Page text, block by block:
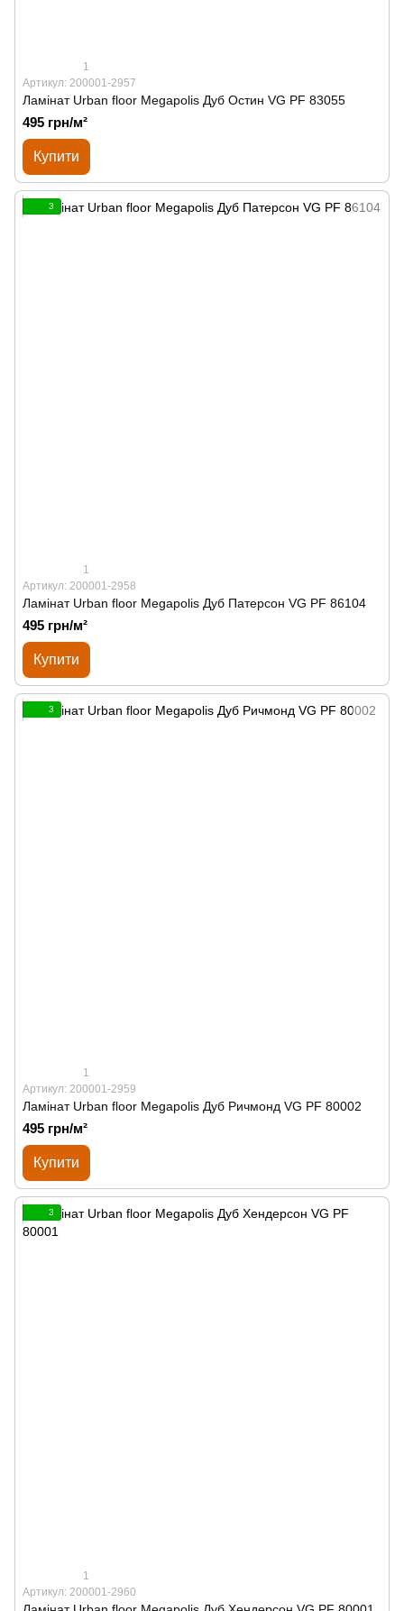
1
Артикул: 200001-2957
Ламінат Urban floor Megapolis Дуб Остин VG PF 83055
495 грн/м²
Купити
3
1
Артикул: 200001-2958
Ламінат Urban floor Megapolis Дуб Патерсон VG PF 86104
495 грн/м²
Купити
3
1
Артикул: 200001-2959
Ламінат Urban floor Megapolis Дуб Ричмонд VG PF 80002
495 грн/м²
Купити
3
1
Артикул: 200001-2960